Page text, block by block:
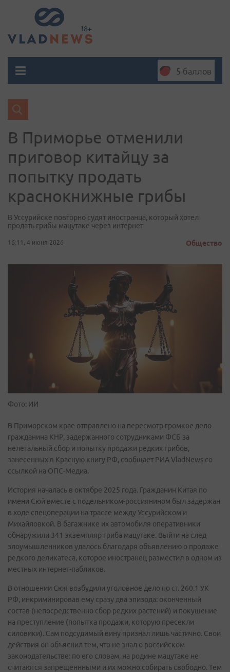
5 баллов
В Приморье отменили
приговор китайцу за
попытку продать
краснокнижные грибы
В Уссурийске повторно судят иностранца, который хотел
продать грибы мацутаке через интернет
16:11, 4 июня 2026 Общество
Фото: ИИ
В Приморском крае отправлено на пересмотр громкое дело
гражданина КНР, задержанного сотрудниками ФСБ за
нелегальный сбор и попытку продажи редких грибов,
занесенных в Красную книгу РФ, сообщает РИА VladNews со
ссылкой на ОПС-Медиа.
История началась в октябре 2025 года. Гражданин Китая по
имени Сюй вместе с подельником-россиянином был задержан
в ходе спецоперации на трассе между Уссурийском и
Михайловкой. В багажнике их автомобиля оперативники
обнаружили 341 экземпляр гриба мацутаке. Выйти на след
злоумышленников удалось благодаря объявлению о продаже
редкого деликатеса, которое иностранец разместил в одном из
местных интернет-пабликов.
В отношении Сюя возбудили уголовное дело по ст. 260.1 УК
РФ, инкриминировав ему сразу два эпизода: оконченный
состав (непосредственно сбор редких растений) и покушение
на преступление (попытка продажи, которую пресекли
силовики). Сам подсудимый вину признал лишь частично. Свои
действия он объяснил тем, что не знал о российском
законодательстве: по его словам, на родине мацутаке не
считаются запрещеннными и их можно собирать свободно. Тем